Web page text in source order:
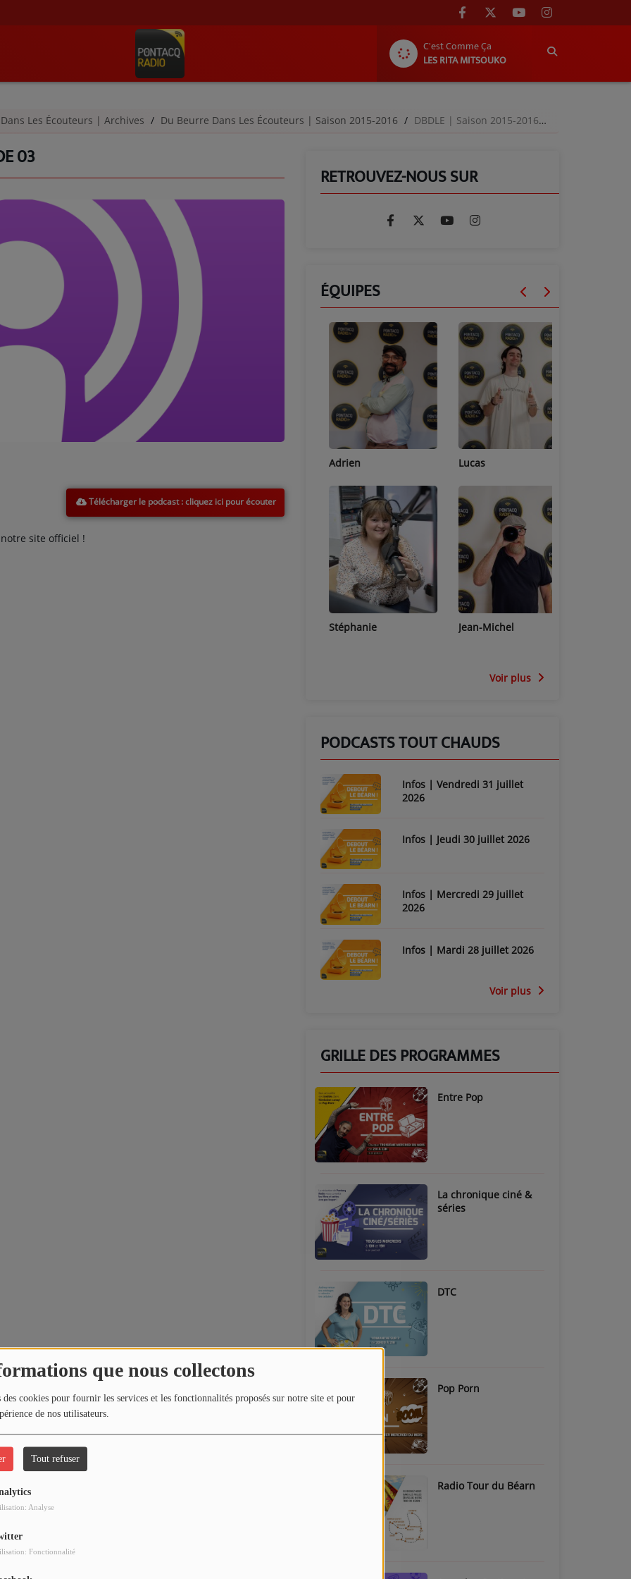
que nous collectons
cookies pour fournir les services et les fonctionnalités proposés sur notre site et pour
de nos utilisateurs.
Tout refuser
Analyse
Fonctionnalité
C'est Comme Ça
LES RITA MITSOUKO
Les Écouteurs | Archives Du Beurre Dans Les Écouteurs | Saison 2015-2016 DBDLE | Saison 2015-2016 | Episode 03
03
Télécharger le podcast
site officiel !
RETROUVEZ-NOUS SUR
ÉQUIPES
Adrien
Stéphanie
Lucas
Jean-Michel
Voir plus
PODCASTS TOUT CHAUDS
Infos | Vendredi 31 juillet
2026
Infos | Jeudi 30 juillet 2026
Infos | Mercredi 29 juillet
2026
Infos | Mardi 28 juillet 2026
Voir plus
GRILLE DES PROGRAMMES
Entre Pop
La chronique ciné &
séries
DTC
Pop Porn
Radio Tour du Béarn